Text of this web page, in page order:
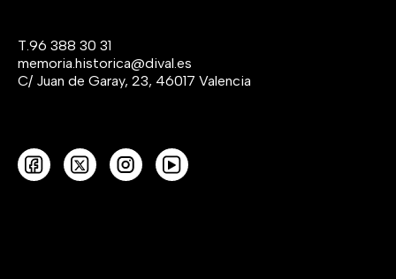
T.96 388 30 31
memoria.historica@dival.es
C/ Juan de Garay, 23, 46017 Valencia